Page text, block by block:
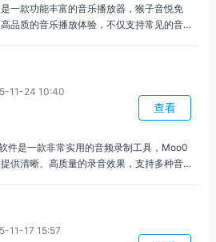
一款功能丰富的音乐播放器，猴子音悦免
品质的音乐播放体验，不仅支持常见的音
11-24 10:40
查看
件是一款非常实用的音频录制工具，Moo0
供清晰、高质量的录音效果，支持多种音
器与编辑软件。
11-17 15:57